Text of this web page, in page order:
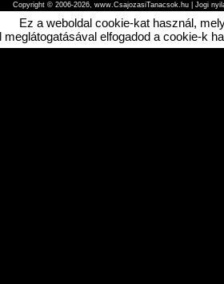
Copyright © 2006-2026, www.CsajozasiTanacsok.hu | Jogi
Ez a weboldal cookie-kat használ,
meglátogatásával elfogadod a cookie-k